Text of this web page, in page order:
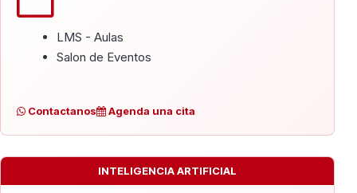
LMS - Aulas
Salon de Eventos
Contactanos Agenda una cita
INTELIGENCIA ARTIFICIAL